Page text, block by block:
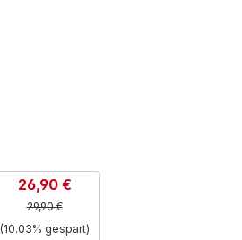
26,90 €
29,90 €
(10.03% gespart)